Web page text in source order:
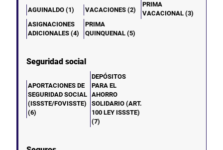
AGUINALDO (1) VACACIONES (2)
PRIMA
VACACIONAL (3)
ASIGNACIONES
ADICIONALES (4)
PRIMA
QUINQUENAL (5)
Seguridad social
APORTACIONES DE
SEGURIDAD SOCIAL
(ISSSTE/FOVISSTE)
(6)
DEPÓSITOS
PARA EL
AHORRO
SOLIDARIO (ART.
100 LEY ISSSTE)
(7)